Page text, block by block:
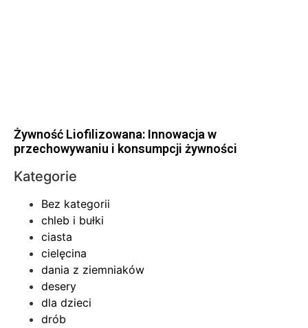
Żywność Liofilizowana: Innowacja w
przechowywaniu i konsumpcji żywności
Kategorie
Bez kategorii
chleb i bułki
ciasta
cielęcina
dania z ziemniaków
desery
dla dzieci
drób